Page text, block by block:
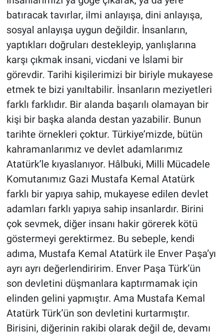
batıracak tavırlar, ilmi anlayışa, dini anlayışa,
sosyal anlayışa uygun değildir. İnsanların,
yaptıkları doğruları destekleyip, yanlışlarına
karşı çıkmak insani, vicdani ve İslami bir
görevdir. Tarihi kişilerimizi bir biriyle mukayese
etmek te bizi yanıltabilir. İnsanların meziyetleri
farklı farklıdır. Bir alanda başarılı olamayan bir
kişi bir başka alanda destan yazabilir. Bunun
tarihte örnekleri çoktur. Türkiye’mizde, bütün
kahramanlarımız ve devlet adamlarımız
Atatürk’le kıyaslanıyor. Hâlbuki, Milli Mücadele
Komutanımız Gazi Mustafa Kemal Atatürk
farklı bir yapıya sahip, mukayese edilen devlet
adamları farklı yapıya sahip insanlardır. Birini
çok sevmek, diğer insanı hakir görerek kötü
göstermeyi gerektirmez. Bu sebeple, kendi
adıma, Mustafa Kemal Atatürk ile Enver Paşa’yı
ayrı ayrı değerlendiririm. Enver Paşa Türk’ün
son devletini düşmanlara kaptırmamak için
elinden gelini yapmıştır. Ama Mustafa Kemal
Atatürk Türk’ün son devletini kurtarmıştır.
Birisini, diğerinin rakibi olarak değil de, devamı